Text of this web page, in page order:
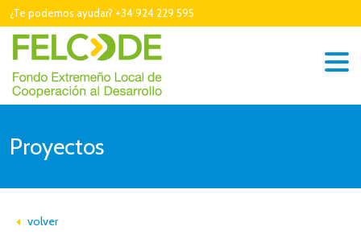
¿Te podemos ayudar? +34 924 229 595
Proyectos
volver